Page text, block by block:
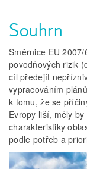
Souhrn
Směrnice EU
povodňových rizik
cíl předejít
vypracováním
k tomu, že se
Evropy liší, měly
charakteristiky
podle potřeb a